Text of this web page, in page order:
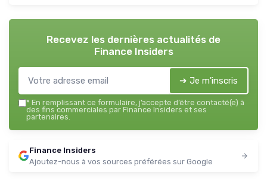
Recevez les dernières actualités de
Finance Insiders
➔ Je m'inscris
* En remplissant ce formulaire, j’accepte d’être contacté(e) à
des fins commerciales par Finance Insiders et ses
partenaires.
Finance Insiders
Ajoutez-nous à vos sources préférées sur Google